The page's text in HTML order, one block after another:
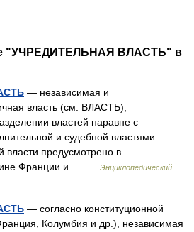
"УЧРЕДИТЕЛЬНАЯ ВЛАСТЬ" в
— независимая и
власть (см. ВЛАСТЬ),
властей наравне с
и судебной властями.
власти предусмотрено в
Франции и… …
Энциклопедический
— согласно конституционной
Колумбия и др.), независимая